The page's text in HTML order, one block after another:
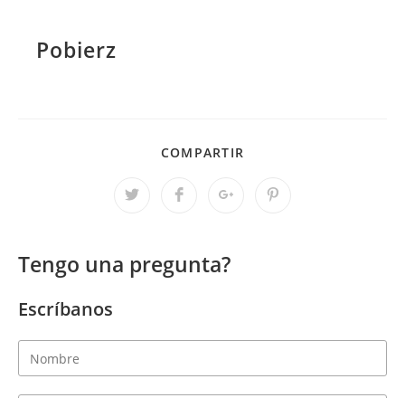
Pobierz
COMPARTIR
Tengo una pregunta?
Escríbanos